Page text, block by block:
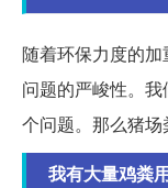
随着环保力度的
问题的严峻性。
个问题。那么猪场
我有大量鸡粪